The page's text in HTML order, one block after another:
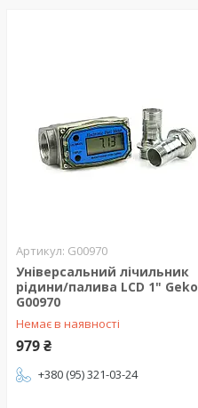
G00970
Універсальний лічильник
рідини/палива LCD 1" Geko
G00970
Немає в наявності
979 ₴
+380 (95) 321-03-24